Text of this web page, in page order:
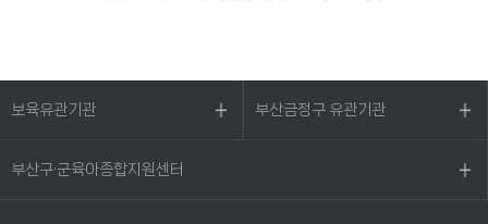
보육유관기관 부산금정구 유관기관
부산구·군육아종합지원센터